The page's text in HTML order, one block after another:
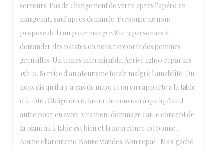
serveurs. Pas de changement de verre apres l'apéro en
mangeant, sauf après demande. Personne ne nous
propose de l eau pour manger. Sur 3 personnes à
demander des patates on nous rapporte des pommes
grenailles. Un temps interminable. Arrivé 12h30 reparties
15h10. Service d amateurisme totale malgré l amabilité. On
nous dis qu il n y a pas de mayo et on en rapporte à la table
d à côté . Obligé de réclamer de nouveau à quelqu'un d
autre pour en avoir. Vraiment dommage car le concept de
la plancha à table est bien et la nourriture est bonne .
Bonne charcuterie. Bonne viandes. Bon repas . Mais gâché